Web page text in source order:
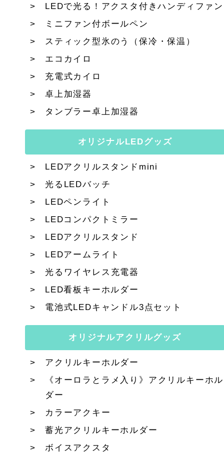
LEDで光る！アクスタ付きハンディファン
ミニファン付ボールペン
スティック型氷のう（保冷・保温）
エコカイロ
充電式カイロ
卓上加湿器
タンブラー卓上加湿器
オリジナルLEDグッズ
LEDアクリルスタンドmini
光るLEDバッチ
LEDペンライト
LEDコンパクトミラー
LEDアクリルスタンド
LEDアームライト
光るワイヤレス充電器
LED看板キーホルダー
電池式LEDキャンドル3点セット
オリジナルアクリルグッズ
アクリルキーホルダー
《オーロラとラメ入り》アクリルキーホル
ダー
カラーアクキー
蓄光アクリルキーホルダー
ボイスアクスタ